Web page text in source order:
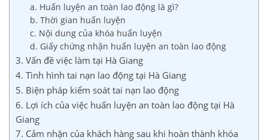
a. Huấn luyện an toàn lao động là gì?
b. Thời gian huấn luyện
c. Nội dung của khóa huấn luyện
d. Giấy chứng nhận huấn luyện an toàn lao động
3. Vấn đề việc làm tại Hà Giang
4. Tình hình tai nạn lao động tại Hà Giang
5. Biện pháp kiểm soát tai nạn lao động
6. Lợi ích của việc huấn luyện an toàn lao động tại Hà
Giang
7. Cảm nhận của khách hàng sau khi hoàn thành khóa